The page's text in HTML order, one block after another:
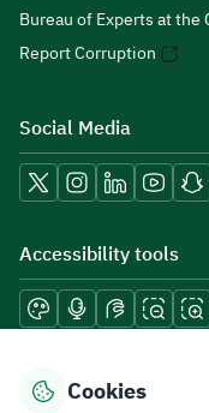
Bureau of Experts at
Report Corruption
Social Media
Accessibility tools
Download mobile
Cookies